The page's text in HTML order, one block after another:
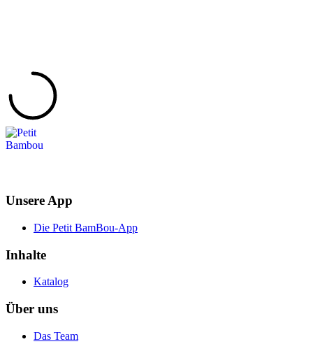
Unsere App
Die Petit BamBou-App
Inhalte
Katalog
Über uns
Das Team